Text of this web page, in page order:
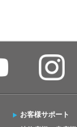
お客様サポート